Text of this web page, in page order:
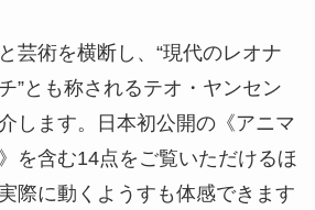
芸術を横断し、“現代のレオナ
”とも称されるテオ・ヤンセン
します。日本初公開の《アニマ
を含む14点をご覧いただけるほ
際に動くようすも体感できます